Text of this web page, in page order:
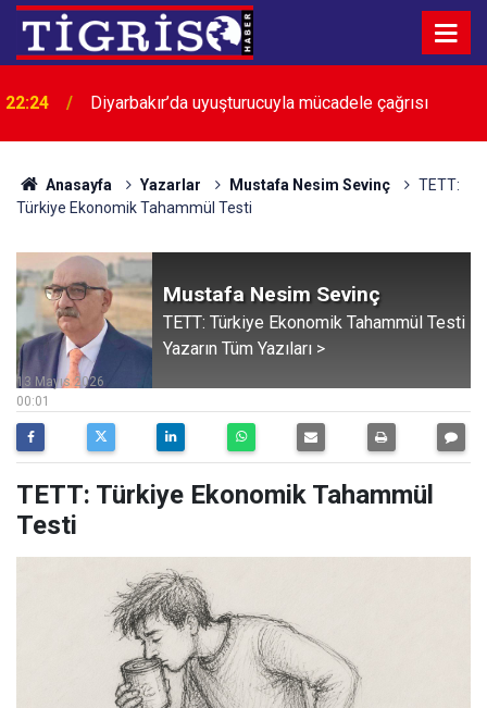
22:24 Diyarbakır’da uyuşturucuyla mücadele çağrısı
Anasayfa Yazarlar Mustafa Nesim Sevinç
TETT:
Türkiye Ekonomik Tahammül Testi
Mustafa Nesim Sevinç
TETT: Türkiye Ekonomik Tahammül Testi
Yazarın Tüm Yazıları >
00:01
13 Mayıs 2026
TETT: Türkiye Ekonomik Tahammül
Testi